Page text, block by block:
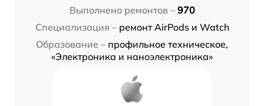
Выполнено ремонтов – 970
Специализация – ремонт AirPods и Watch
Образование – профильное техническое,
«Электроника и наноэлектроника»